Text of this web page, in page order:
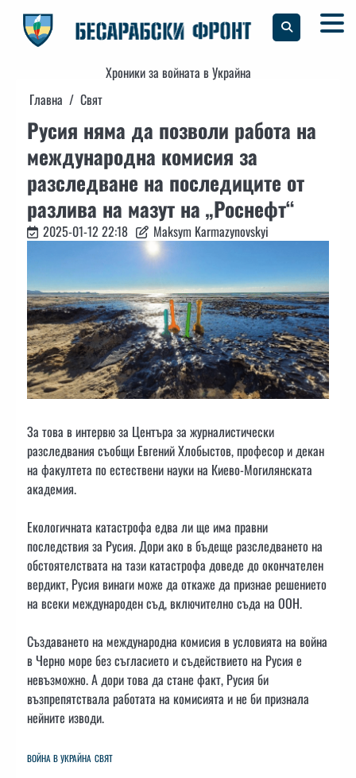
content
Хроники за войната в Украйна
Главна
Свят
Русия няма да позволи работа на
международна комисия за
разследване на последиците от
разлива на мазут на „Роснефт“
2025-01-12 22:18 Maksym Karmazynovskyi
За това в интервю за Центъра за журналистически
разследвания съобщи Евгений Хлобыстов, професор и декан
на факултета по естествени науки на Киево-Могилянската
академия.
Екологичната катастрофа едва ли ще има правни
последствия за Русия. Дори ако в бъдеще разследването на
обстоятелствата на тази катастрофа доведе до окончателен
вердикт, Русия винаги може да откаже да признае решението
на всеки международен съд, включително съда на ООН.
Създаването на международна комисия в условията на война
в Черно море без съгласието и съдействието на Русия е
невъзможно. А дори това да стане факт, Русия би
възпрепятствала работата на комисията и не би признала
нейните изводи.
ВОЙНА В УКРАЙНА СВЯТ